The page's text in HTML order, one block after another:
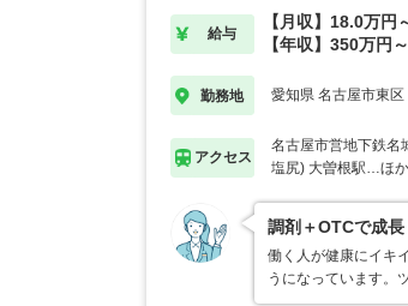
給与
【月収】18.0万円
【年収】350万円
勤務地 愛知県 名古屋市東区
アクセス
名古屋市営地下鉄名
塩尻) 大曽根駅…ほか
調剤＋OTCで成
働く人が健康にイキ
うになっています。